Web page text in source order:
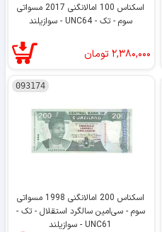
اسکناس 100 امالانگنی 2017 مسواتی
سوم - تک - UNC64 - سوازیلند
۲,۳۸۰,۰۰۰تومان
093174
اسکناس 200 امالانگنی 1998 مسواتی
سوم - سی‌امین سالگرد استقلال - تک -
UNC61 - سوازیلند